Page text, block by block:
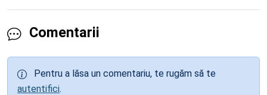
Comentarii
Pentru a lăsa un comentariu, te rugăm să te
autentifici.